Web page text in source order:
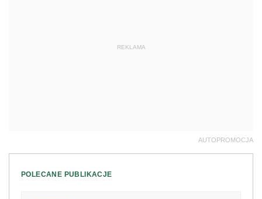
REKLAMA
AUTOPROMOCJA
POLECANE PUBLIKACJE